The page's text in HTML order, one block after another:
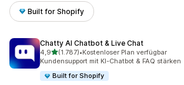
Built for Shopify
Chatty AI Chatbot & Live Chat
4,9von 5 Sternen
(1.787)
1787 Rezensionen insgesamt
•Kostenloser Plan verfügbar
Kundensupport mit KI-Chatbot & FAQ stärken
Built for Shopify